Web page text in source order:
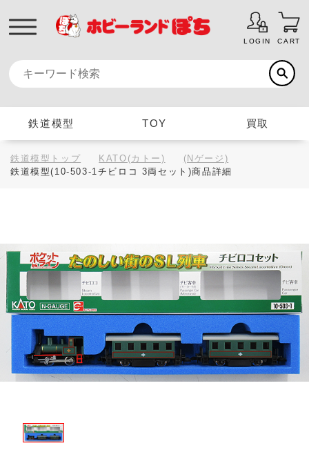
LOGIN CART
鉄道模型 TOY 買取
鉄道模型トップ KATO(カトー)
(Nゲージ)
鉄道模型(10-503-1チビロコ 3両セット)商品詳細